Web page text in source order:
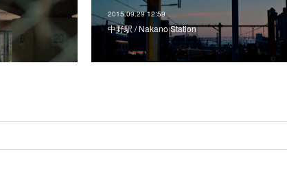
2015.09.29 12:59
中野駅 / Nakano Station